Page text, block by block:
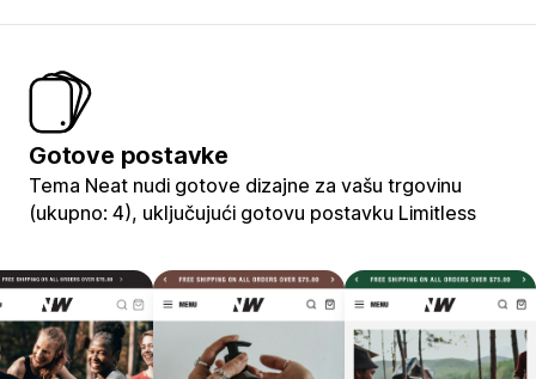
Gotove postavke
Tema Neat nudi gotove dizajne za vašu trgovinu
(ukupno: 4), uključujući gotovu postavku Limitless